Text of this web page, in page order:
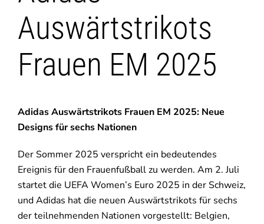
Auswärtstrikots
Frauen EM 2025
Adidas Auswärtstrikots Frauen EM 2025: Neue
Designs für sechs Nationen
Der Sommer 2025 verspricht ein bedeutendes
Ereignis für den Frauenfußball zu werden. Am 2. Juli
startet die UEFA Women’s Euro 2025 in der Schweiz,
und Adidas hat die neuen Auswärtstrikots für sechs
der teilnehmenden Nationen vorgestellt: Belgien,